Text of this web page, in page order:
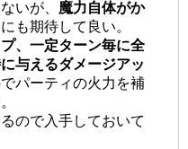
いが、 魔力自体がか
も期待して良い。
、一定ターン毎に全
与えるダメージアッ
パーティの火力を補
ので入手しておいて